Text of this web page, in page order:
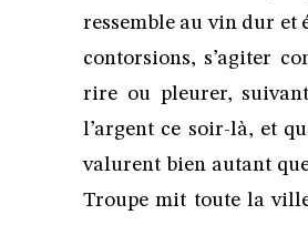
ressemble au vin dur
contorsions, s’agiter
rire ou pleurer,
l’argent ce soir-là, et
valurent bien autant
Troupe mit toute la